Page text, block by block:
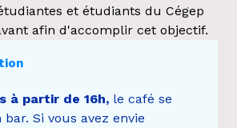
et étudiants du Cégep
afin d'accomplir cet objectif.
à partir de 16h, le café se
Si vous avez envie